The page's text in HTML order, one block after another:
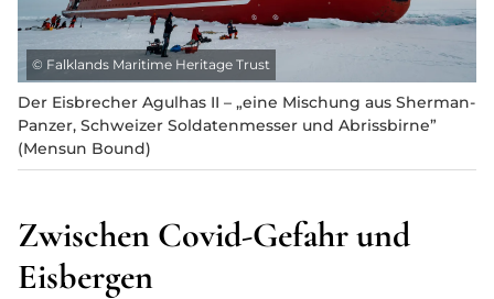
© Falklands Maritime Heritage Trust
Der Eisbrecher Agulhas II – „eine Mischung aus Sherman-
Panzer, Schweizer Soldatenmesser und Abrissbirne”
(Mensun Bound)
Zwischen Covid-Gefahr und
Eisbergen